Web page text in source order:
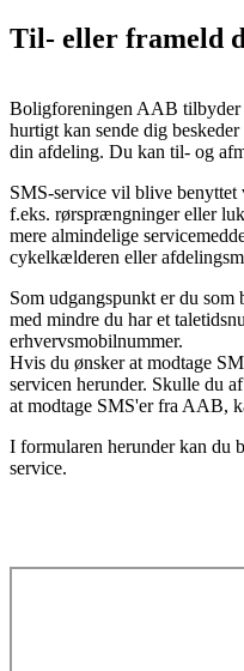
Til- eller frameld
Boligforeningen AAB tilbyder
hurtigt kan sende dig
din afdeling. Du kan til- og
SMS-service vil blive benyttet
f.eks. rørsprængninger eller
mere almindelige
cykelkælderen eller
Som udgangspunkt er du
med mindre du har et
erhvervsmobilnummer.
Hvis du ønsker at modtage
servicen herunder. Skulle du
at modtage SMS'er fra AAB,
I formularen herunder kan du
service.